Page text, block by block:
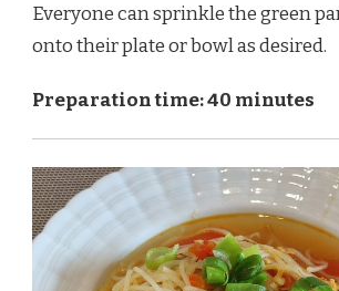
Everyone can sprinkle the green
onto their plate or bowl as desired.
Preparation time: 40 minutes